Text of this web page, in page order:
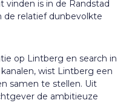
vinden is in de Randstad
de relatief dunbevolkte
op Lintberg en search in
wist Lintberg een
samen te stellen. Uit
de ambitieuze